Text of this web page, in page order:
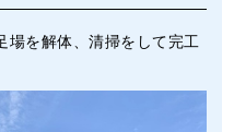
場を解体、清掃をして完工